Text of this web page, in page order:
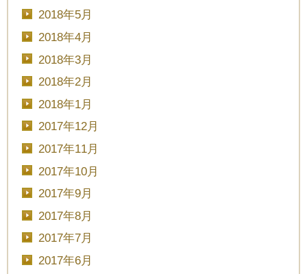
2018年5月
2018年4月
2018年3月
2018年2月
2018年1月
2017年12月
2017年11月
2017年10月
2017年9月
2017年8月
2017年7月
2017年6月